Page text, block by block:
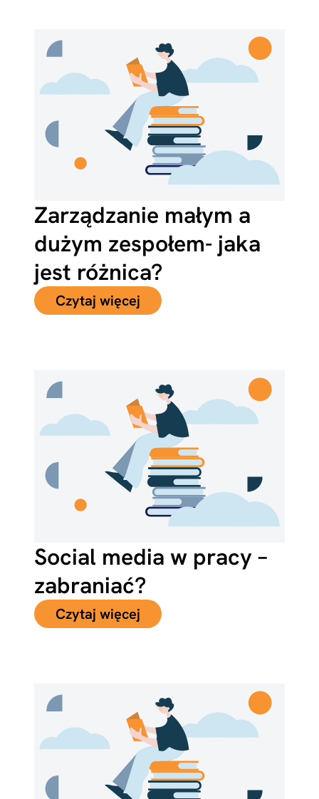
Zarządzanie małym a
dużym zespołem- jaka
jest różnica?
Czytaj więcej
Social media w pracy –
zabraniać?
Czytaj więcej